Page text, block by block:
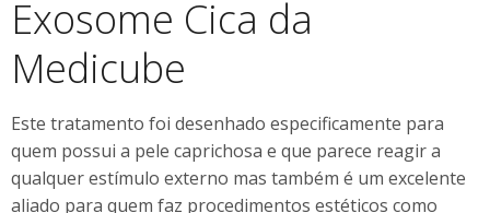
Exosome Cica da
Medicube
Este tratamento foi desenhado especificamente para
quem possui a pele caprichosa e que parece reagir a
qualquer estímulo externo mas também é um excelente
aliado para quem faz procedimentos estéticos como